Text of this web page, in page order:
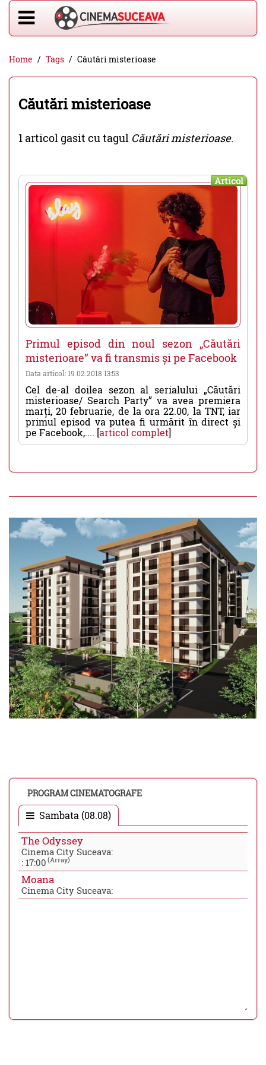
Home Tags Căutări misterioase
Căutări misterioase
1 articol gasit cu tagul Căutări misterioase.
Articol
Primul episod din noul sezon „Căutări
misterioare” va fi transmis și pe Facebook
Data articol: 19.02.2018 13:53
Cel de-al doilea sezon al serialului „Căutări
misterioase/ Search Party” va avea premiera
marți, 20 februarie, de la ora 22.00, la TNT, iar
primul episod va putea fi urmărit în direct și
pe Facebook,.... [articol complet]
PROGRAM CINEMATOGRAFE
Sambata (08.08)
The Odyssey
Cinema City Suceava:
: 17:00 (Array)
Moana
Cinema City Suceava: